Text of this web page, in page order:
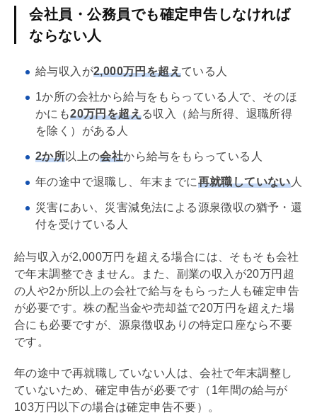
会社員・公務員でも確定申告しなければ
ならない人
給与収入が2,000万円を超えている人
1か所の会社から給与をもらっている人で、そのほ
かにも20万円を超える収入（給与所得、退職所得
を除く）がある人
2か所以上の会社から給与をもらっている人
年の途中で退職し、年末までに再就職していない人
災害にあい、災害減免法による源泉徴収の猶予・還
付を受けている人
給与収入が2,000万円を超える場合には、そもそも会社
で年末調整できません。また、副業の収入が20万円超
の人や2か所以上の会社で給与をもらった人も確定申告
が必要です。株の配当金や売却益で20万円を超えた場
合にも必要ですが、源泉徴収ありの特定口座なら不要
です。
年の途中で再就職していない人は、会社で年末調整し
ていないため、確定申告が必要です（1年間の給与が
103万円以下の場合は確定申告不要）。